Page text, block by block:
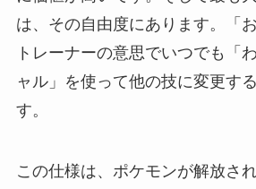
は、その自由度にあります。「
トレーナーの意思でいつでも「
ャル」を使って他の技に変更す
す。
この仕様は、ポケモンが解放さ